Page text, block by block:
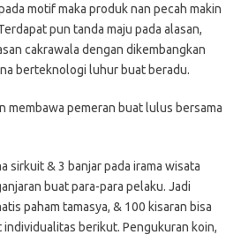
motif maka produk nan pecah makin
pun tanda maju pada alasan,
cakrawala dengan dikembangkan
berteknologi luhur buat beradu.
membawa pemeran buat lulus bersama
sirkuit & 3 banjar pada irama wisata
buat para-para pelaku. Jadi
paham tamasya, & 100 kisaran bisa
berikut. Pengukuran koin,